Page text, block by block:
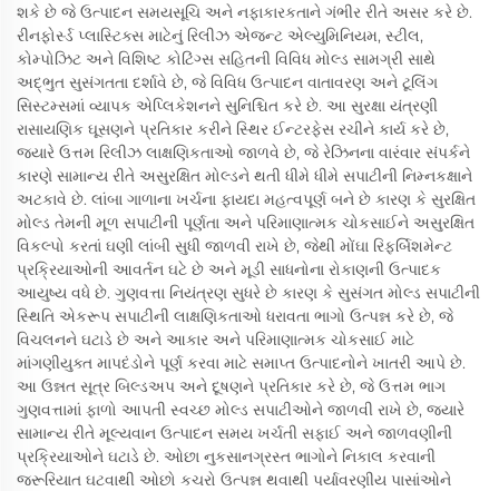
શકે છે જે ઉત્પાદન સમયસૂચિ અને નફાકારકતાને ગંભીર રીતે અસર કરે છે.
રીનફોર્સ્ડ પ્લાસ્ટિક્સ માટેનું રિલીઝ એજન્ટ એલ્યુમિનિયમ, સ્ટીલ,
કોમ્પોઝિટ અને વિશિષ્ટ કોટિંગ્સ સહિતની વિવિધ મોલ્ડ સામગ્રી સાથે
અદ્ભુત સુસંગતતા દર્શાવે છે, જે વિવિધ ઉત્પાદન વાતાવરણ અને ટૂલિંગ
સિસ્ટમ્સમાં વ્યાપક એપ્લિકેશનને સુનિશ્ચિત કરે છે. આ સુરક્ષા યંત્રણી
રાસાયણિક ઘૂસણને પ્રતિકાર કરીને સ્થિર ઈન્ટરફેસ રચીને કાર્ય કરે છે,
જ્યારે ઉત્તમ રિલીઝ લાક્ષણિકતાઓ જાળવે છે, જે રેઝિનના વારંવાર સંપર્કને
કારણે સામાન્ય રીતે અસુરક્ષિત મોલ્ડને થતી ધીમે ધીમે સપાટીની નિમ્નકક્ષાને
અટકાવે છે. લાંબા ગાળાના ખર્ચના ફાયદા મહત્વપૂર્ણ બને છે કારણ કે સુરક્ષિત
મોલ્ડ તેમની મૂળ સપાટીની પૂર્ણતા અને પરિમાણાત્મક ચોકસાઈને અસુરક્ષિત
વિકલ્પો કરતાં ઘણી લાંબી સુધી જાળવી રાખે છે, જેથી મોંઘા રિફર્બિશમેન્ટ
પ્રક્રિયાઓની આવર્તન ઘટે છે અને મૂડી સાધનોના રોકાણની ઉત્પાદક
આયુષ્ય વધે છે. ગુણવત્તા નિયંત્રણ સુધરે છે કારણ કે સુસંગત મોલ્ડ સપાટીની
સ્થિતિ એકરૂપ સપાટીની લાક્ષણિકતાઓ ધરાવતા ભાગો ઉત્પન્ન કરે છે, જે
વિચલનને ઘટાડે છે અને આકાર અને પરિમાણાત્મક ચોકસાઈ માટે
માંગણીયુક્ત માપદંડોને પૂર્ણ કરવા માટે સમાપ્ત ઉત્પાદનોને ખાતરી આપે છે.
આ ઉન્નત સૂત્ર બિલ્ડઅપ અને દૂષણને પ્રતિકાર કરે છે, જે ઉત્તમ ભાગ
ગુણવત્તામાં ફાળો આપતી સ્વચ્છ મોલ્ડ સપાટીઓને જાળવી રાખે છે, જ્યારે
સામાન્ય રીતે મૂલ્યવાન ઉત્પાદન સમય ખર્ચતી સફાઈ અને જાળવણીની
પ્રક્રિયાઓને ઘટાડે છે. ઓછા નુકસાનગ્રસ્ત ભાગોને નિકાલ કરવાની
જરૂરિયાત ઘટવાથી ઓછો કચરો ઉત્પન્ન થવાથી પર્યાવરણીય પાસાંઓને